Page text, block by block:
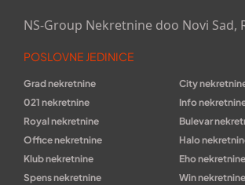
NS-Group Nekretnine doo Novi Sad,
POSLOVNE JEDINICE
Grad nekretnine
City
021 nekretnine
Info
Royal nekretnine
Bulevar
Office nekretnine
Halo
Klub nekretnine
Eho nekretnine
Spens nekretnine
Win nekretnine